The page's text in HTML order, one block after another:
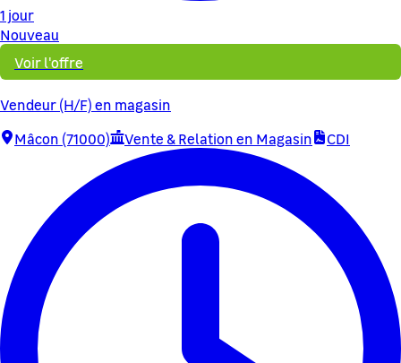
1 jour
Nouveau
Voir l'offre
Vendeur (H/F) en magasin
Mâcon (71000)
Vente & Relation en Magasin CDI